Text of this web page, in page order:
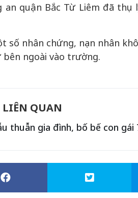
an quận Bắc Từ Liêm đã thụ
số nhân chứng, nạn nhân
ngoài vào trường.
QUAN
thuẫn gia đình, bố bế con